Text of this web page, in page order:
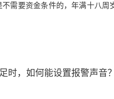
需要资金条件的，年满十八周
时，如何能设置报警声音？